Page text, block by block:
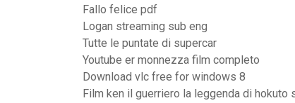
Fallo felice pdf
Logan streaming sub eng
Tutte le puntate di supercar
Youtube er monnezza film completo
Download vlc free for windows 8
Film ken il guerriero la leggenda di hokuto